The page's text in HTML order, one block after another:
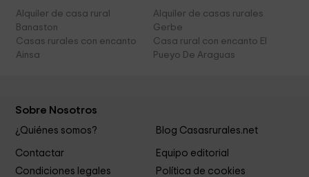
Alquiler de casa rural
Banaston
Alquiler de casas rurales
Gerbe
Casas rurales con encanto
Ainsa
Casa rural con encanto El
Pueyo De Araguas
Sobre Nosotros
¿Quiénes somos? Blog Casasrurales.net
Contactar
Equipo editorial
Condiciones legales
Política de cookies